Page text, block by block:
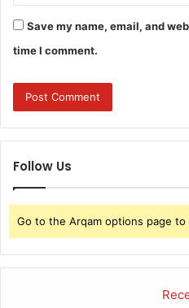
Save my name, email, and
time I comment.
Follow Us
Go to the Arqam options page